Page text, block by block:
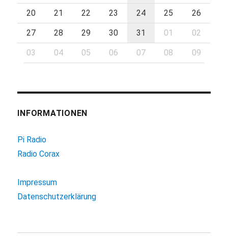
20 21 22 23 24 25 26
27 28 29 30 31 01 02
03 04 05 06 07 08 09
INFORMATIONEN
Pi Radio
Radio Corax
Impressum
Datenschutzerklärung